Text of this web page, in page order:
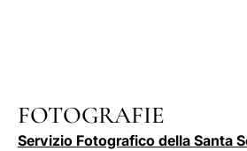
FOTOGRAFIE
Servizio Fotografico della Santa